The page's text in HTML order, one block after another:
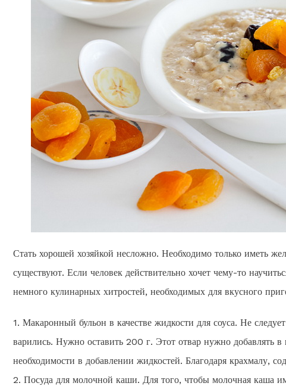
Стать хорошей хозяйкой несложно. Необходимо только иметь
существуют. Если человек действительно хочет чему-то
немного кулинарных хитростей, необходимых для вкусного
1. Макаронный бульон в качестве жидкости для соуса. Не
варились. Нужно оставить 200 г. Этот отвар нужно добавлять
необходимости в добавлении жидкостей. Благодаря крахмалу,
2. Посуда для молочной каши. Для того, чтобы молочная каша